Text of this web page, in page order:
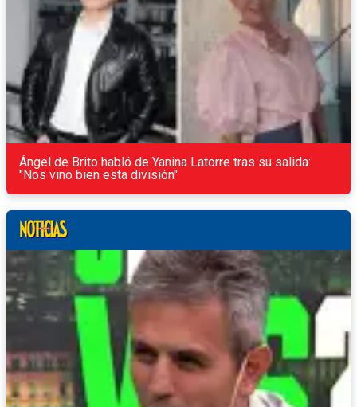
Ángel de Brito habló de Yanina Latorre tras su salida:
"Nos vino bien esta división"